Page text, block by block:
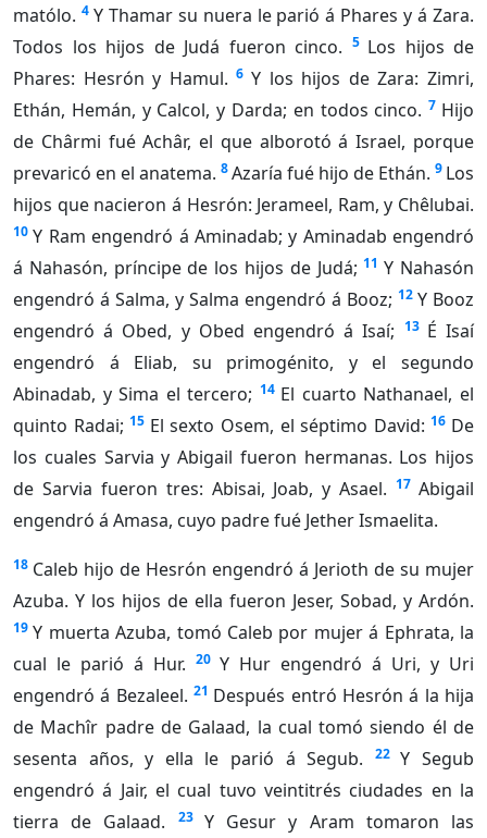
matólo. 4 Y Thamar su nuera le parió á Phares y á Zara.
Todos los hijos de Judá fueron cinco. 5 Los hijos de
Phares: Hesrón y Hamul. 6 Y los hijos de Zara: Zimri,
Ethán, Hemán, y Calcol, y Darda; en todos cinco. 7 Hijo
de Chârmi fué Achâr, el que alborotó á Israel, porque
prevaricó en el anatema. 8Azaría fué hijo de Ethán. 9 Los
hijos que nacieron á Hesrón: Jerameel, Ram, y Chêlubai.
10 Y Ram engendró á Aminadab; y Aminadab engendró
á Nahasón, príncipe de los hijos de Judá; 11 Y Nahasón
engendró á Salma, y Salma engendró á Booz; 12 Y Booz
engendró á Obed, y Obed engendró á Isaí; 13 É Isaí
engendró á Eliab, su primogénito, y el segundo
Abinadab, y Sima el tercero; 14 El cuarto Nathanael, el
quinto Radai; 15 El sexto Osem, el séptimo David: 16 De
los cuales Sarvia y Abigail fueron hermanas. Los hijos
de Sarvia fueron tres: Abisai, Joab, y Asael. 17 Abigail
engendró á Amasa, cuyo padre fué Jether Ismaelita.
18 Caleb hijo de Hesrón engendró á Jerioth de su mujer
Azuba. Y los hijos de ella fueron Jeser, Sobad, y Ardón.
19 Y muerta Azuba, tomó Caleb por mujer á Ephrata, la
cual le parió á Hur. 20 Y Hur engendró á Uri, y Uri
engendró á Bezaleel. 21 Después entró Hesrón á la hija
de Machîr padre de Galaad, la cual tomó siendo él de
sesenta años, y ella le parió á Segub.
22 Y Segub
engendró á Jair, el cual tuvo veintitrés ciudades en la
tierra de Galaad.
23
Y Gesur y Aram tomaron las